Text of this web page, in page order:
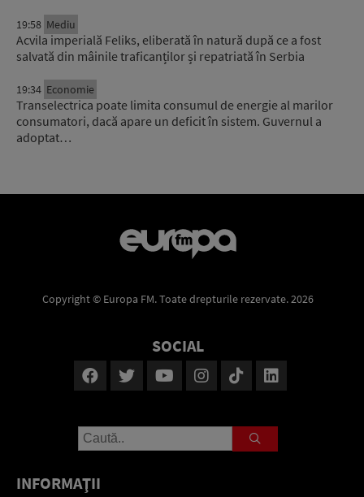
19:58 Mediu
Acvila imperială Feliks, eliberată în natură după ce a fost
salvată din mâinile traficanților și repatriată în Serbia
19:34 Economie
Transelectrica poate limita consumul de energie al marilor
consumatori, dacă apare un deficit în sistem. Guvernul a
adoptat…
Copyright © Europa FM. Toate drepturile rezervate. 2026
SOCIAL
INFORMAŢII